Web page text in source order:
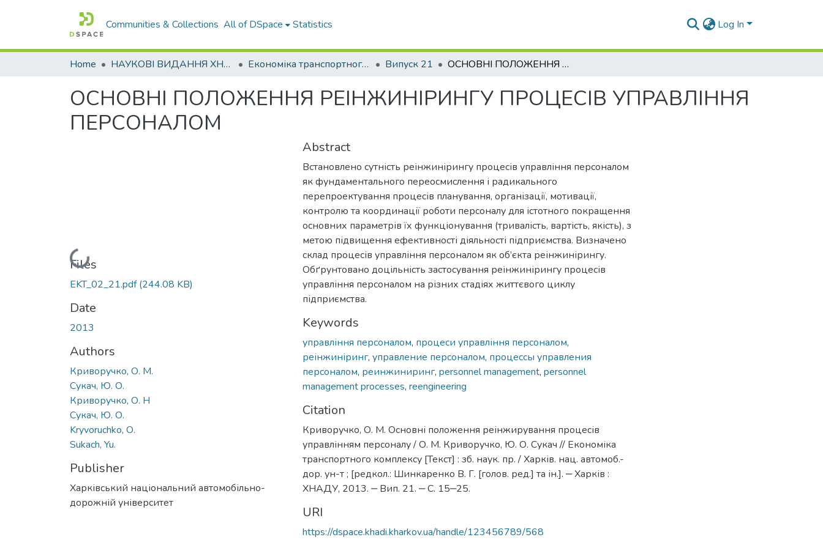
Communities & Collections All of DSpace Statistics Log In
Home НАУКОВІ ВИДАННЯ ХНАДУ Економіка транспортного комплексу Випуск 21 ОСНОВНІ ПОЛОЖЕННЯ РЕІНЖИНІРИНГУ ПРОЦЕСІВ УПРАВЛІННЯ ПЕРСОНАЛОМ
ОСНОВНІ ПОЛОЖЕННЯ РЕІНЖИНІРИНГУ ПРОЦЕСІВ УПРАВЛІННЯ
ПЕРСОНАЛОМ
Loading...
Files
EKT_02_21.pdf(244.08 KB)
Date
2013
Authors
Криворучко, О. М.
Сукач, Ю. О.
Криворучко, О. Н
Сукач, Ю. О.
Kryvoruchko, О.
Sukach, Yu.
Publisher
Харківський національний автомобільно-
дорожній університет
Abstract
Встановлено сутність реінжинірингу процесів управління персоналом
як фундаментального переосмислення і радикального
перепроектування процесів планування, організації, мотивації,
контролю та координації роботи персоналу для істотного покращення
основних параметрів їх функціонування (тривалість, вартість, якість), з
метою підвищення ефективності діяльності підприємства. Визначено
склад процесів управління персоналом як об’єкта реінжинірингу.
Обґрунтовано доцільність застосування реінжинірингу процесів
управління персоналом на різних стадіях життєвого циклу
підприємства.
Keywords
управління персоналом, процеси управління персоналом,
реінжиніринг, управление персоналом, процессы управления
персоналом, реинжиниринг, personnel management, personnel
management processes, reengineering
Citation
Криворучко, О. М. Основні положення реінжирування процесів
управлінням персоналу / О. М. Криворучко, Ю. О. Сукач // Економіка
транспортного комплексу [Текст] : зб. наук. пр. / Харків. нац. автомоб.-
дор. ун-т ; [редкол.: Шинкаренко В. Г. [голов. ред.] та ін.]. ‒ Харків :
ХНАДУ, 2013. ‒ Вип. 21. ‒ С. 15‒25.
URI
https://dspace.khadi.kharkov.ua/handle/123456789/568